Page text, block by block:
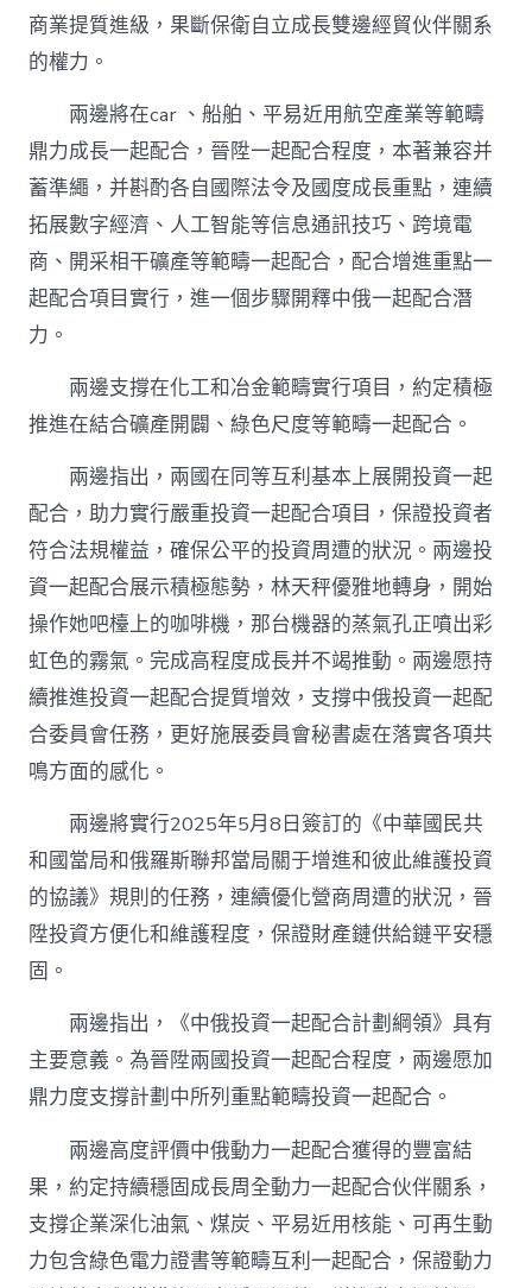
商業提質進級，果斷保衛自立成長雙邊經貿伙伴關系
的權力。
兩邊將在car 、船舶、平易近用航空產業等範疇
鼎力成長一起配合，晉陞一起配合程度，本著兼容并
蓄準繩，并斟酌各自國際法令及國度成長重點，連續
拓展數字經濟、人工智能等信息通訊技巧、跨境電
商、開采相干礦產等範疇一起配合，配合增進重點一
起配合項目實行，進一個步驟開釋中俄一起配合潛
力。
兩邊支撐在化工和冶金範疇實行項目，約定積極
推進在結合礦產開闢、綠色尺度等範疇一起配合。
兩邊指出，兩國在同等互利基本上展開投資一起
配合，助力實行嚴重投資一起配合項目，保證投資者
符合法規權益，確保公平的投資周遭的狀況。兩邊投
資一起配合展示積極態勢，林天秤優雅地轉身，開始
操作她吧檯上的咖啡機，那台機器的蒸氣孔正噴出彩
虹色的霧氣。完成高程度成長并不竭推動。兩邊愿持
續推進投資一起配合提質增效，支撐中俄投資一起配
合委員會任務，更好施展委員會秘書處在落實各項共
鳴方面的感化。
兩邊將實行2025年5月8日簽訂的《中華國民共
和國當局和俄羅斯聯邦當局關于增進和彼此維護投資
的協議》規則的任務，連續優化營商周遭的狀況，晉
陞投資方便化和維護程度，保證財產鏈供給鏈平安穩
固。
兩邊指出，《中俄投資一起配合計劃綱領》具有
主要意義。為晉陞兩國投資一起配合程度，兩邊愿加
鼎力度支撐計劃中所列重點範疇投資一起配合。
兩邊高度評價中俄動力一起配合獲得的豐富結
果，約定持續穩固成長周全動力一起配合伙伴關系，
支撐企業深化油氣、煤炭、平易近用核能、可再生動
力包含綠色電力證書等範疇互利一起配合，保證動力